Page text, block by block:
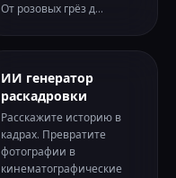
От розовых грёз д...
ИИ генератор
раскадровки
Расскажите историю в
кадрах. Превратите
фотографии в
кинематографические